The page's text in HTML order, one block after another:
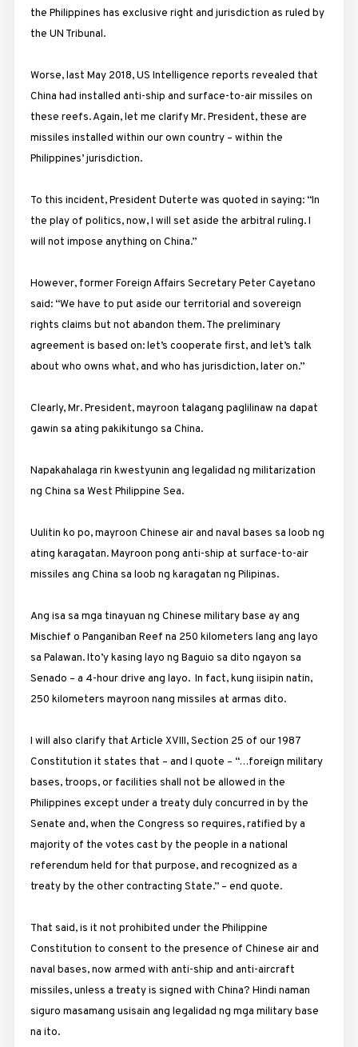
the Philippines has exclusive right and jurisdiction as ruled by
the UN Tribunal.
Worse, last May 2018, US Intelligence reports revealed that
China had installed anti-ship and surface-to-air missiles on
these reefs. Again, let me clarify Mr. President, these are
missiles installed within our own country – within the
Philippines’ jurisdiction.
To this incident, President Duterte was quoted in saying: “In
the play of politics, now, I will set aside the arbitral ruling. I
will not impose anything on China.”
However, former Foreign Affairs Secretary Peter Cayetano
said: “We have to put aside our territorial and sovereign
rights claims but not abandon them. The preliminary
agreement is based on: let’s cooperate first, and let’s talk
about who owns what, and who has jurisdiction, later on.”
Clearly, Mr. President, mayroon talagang paglilinaw na dapat
gawin sa ating pakikitungo sa China.
Napakahalaga rin kwestyunin ang legalidad ng militarization
ng China sa West Philippine Sea.
Uulitin ko po, mayroon Chinese air and naval bases sa loob ng
ating karagatan. Mayroon pong anti-ship at surface-to-air
missiles ang China sa loob ng karagatan ng Pilipinas.
Ang isa sa mga tinayuan ng Chinese military base ay ang
Mischief o Panganiban Reef na 250 kilometers lang ang layo
sa Palawan. Ito’y kasing layo ng Baguio sa dito ngayon sa
Senado – a 4-hour drive ang layo. In fact, kung iisipin natin,
250 kilometers mayroon nang missiles at armas dito.
I will also clarify that Article XVIII, Section 25 of our 1987
Constitution it states that – and I quote – “…foreign military
bases, troops, or facilities shall not be allowed in the
Philippines except under a treaty duly concurred in by the
Senate and, when the Congress so requires, ratified by a
majority of the votes cast by the people in a national
referendum held for that purpose, and recognized as a
treaty by the other contracting State.” – end quote.
That said, is it not prohibited under the Philippine
Constitution to consent to the presence of Chinese air and
naval bases, now armed with anti-ship and anti-aircraft
missiles, unless a treaty is signed with China? Hindi naman
siguro masamang usisain ang legalidad ng mga military base
na ito.